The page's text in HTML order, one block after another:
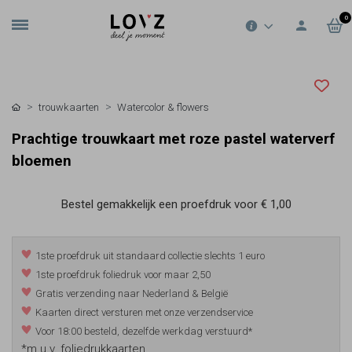
0
trouwkaarten Watercolor & flowers
Prachtige trouwkaart met roze pastel waterverf
bloemen
Bestel gemakkelijk een proefdruk voor € 1,00
1ste proefdruk uit standaard collectie slechts 1 euro
1ste proefdruk foliedruk voor maar 2,50
Gratis verzending naar Nederland & België
Kaarten direct versturen met onze verzendservice
Voor 18:00 besteld, dezelfde werkdag verstuurd*
*m.u.v. foliedrukkaarten